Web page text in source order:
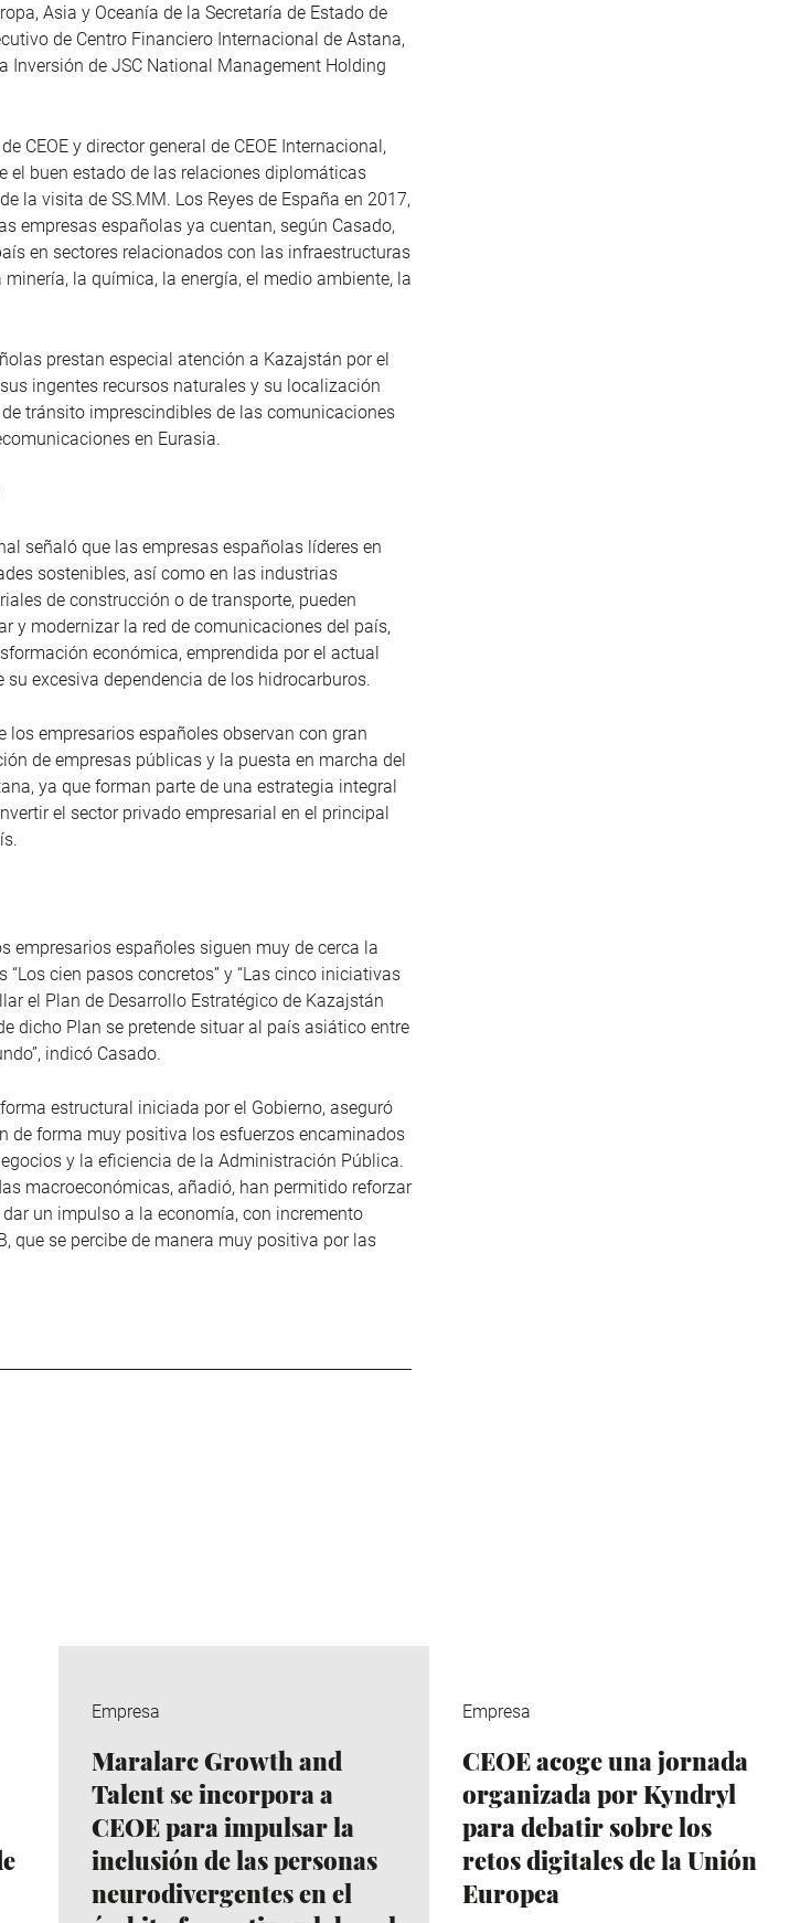
Asia y Oceanía de la Secretaría de Estado de
de Centro Financiero Internacional de Astana,
Inversión de JSC National Management Holding
CEOE y director general de CEOE Internacional,
el buen estado de las relaciones diplomáticas
la visita de SS.MM. Los Reyes de España en 2017,
empresas españolas ya cuentan, según Casado,
en sectores relacionados con las infraestructuras
la química, la energía, el medio ambiente, la
prestan especial atención a Kazajstán por el
ingentes recursos naturales y su localización
tránsito imprescindibles de las comunicaciones
en Eurasia.
señaló que las empresas españolas líderes en
sostenibles, así como en las industrias
de construcción o de transporte, pueden
y modernizar la red de comunicaciones del país,
económica, emprendida por el actual
excesiva dependencia de los hidrocarburos.
los empresarios españoles observan con gran
de empresas públicas y la puesta en marcha del
ya que forman parte de una estrategia integral
el sector privado empresarial en el principal
empresarios españoles siguen muy de cerca la
cien pasos concretos” y “Las cinco iniciativas
el Plan de Desarrollo Estratégico de Kazajstán
dicho Plan se pretende situar al país asiático entre
indicó Casado.
estructural iniciada por el Gobierno, aseguró
de forma muy positiva los esfuerzos encaminados
y la eficiencia de la Administración Pública.
macroeconómicas, añadió, han permitido reforzar
un impulso a la economía, con incremento
que se percibe de manera muy positiva por las
Empresa
Maralarc Growth and
Talent se incorpora a
CEOE para impulsar la
inclusión de las personas
neurodivergentes en el
Empresa
CEOE acoge una jornada
organizada por Kyndryl
para debatir sobre los
retos digitales de la Unión
Europea